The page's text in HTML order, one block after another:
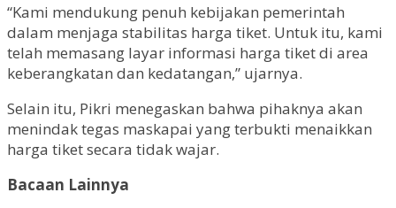
“Kami mendukung penuh kebijakan pemerintah
dalam menjaga stabilitas harga tiket. Untuk itu, kami
telah memasang layar informasi harga tiket di area
keberangkatan dan kedatangan,” ujarnya.
Selain itu, Pikri menegaskan bahwa pihaknya akan
menindak tegas maskapai yang terbukti menaikkan
harga tiket secara tidak wajar.
Bacaan Lainnya